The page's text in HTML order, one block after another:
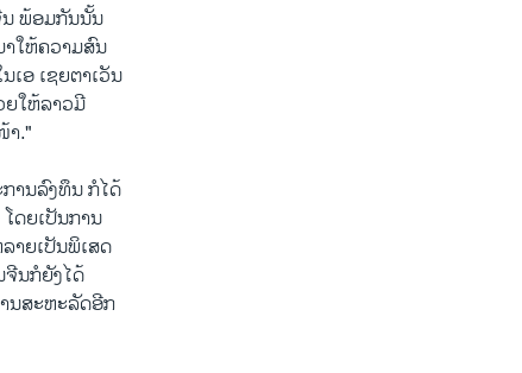
ນ ພ້ອມ​ກັນ​ນັ້ນ​
ໃຫ້​ຄວາມ​ສົນ​
ອ ​ເຊຍ​ຕາ​ເວັນ​
ໃຫ້​ລາວ​ມີ​
າ."
ານ​ລົງ​ທຶນ ກໍ​ໄດ້​
ດຍ​ເປັນ​ການ​
າຍ​ເປັນ​ພິ​ເສດ​
ນ​ກໍ​ຍັງ​ໄດ້​
ນ​ສະຫະລັດ​ອີກ​